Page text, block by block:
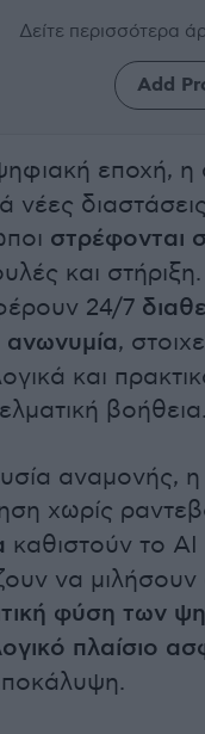
Δείτε περισσότερα
Add
εποχή, η
νέες
στρέφονται
και
24/7
,
και
βοήθεια.
αναμονής, η
χωρίς
καθιστούν το AI
να
φύση των
πλαίσιο